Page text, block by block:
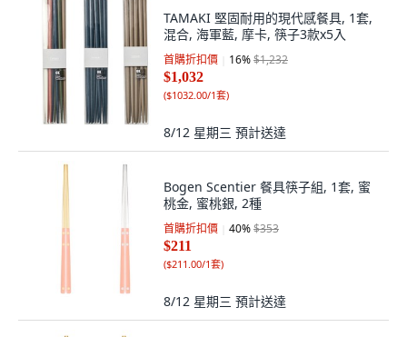
TAMAKI 堅固耐用的現代感餐具, 1套,
混合, 海軍藍, 摩卡, 筷子3款x5入
首購折扣價 16%$1,232
$1,032
($1032.00/1套)
8/12 星期三 預計送達
Bogen Scentier 餐具筷子組, 1套, 蜜
桃金, 蜜桃銀, 2種
首購折扣價 40%$353
$211
($211.00/1套)
8/12 星期三 預計送達